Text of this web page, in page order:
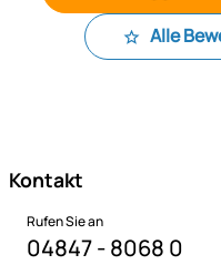
Alle
Kontakt
Rufen Sie an
04847 - 8068 0